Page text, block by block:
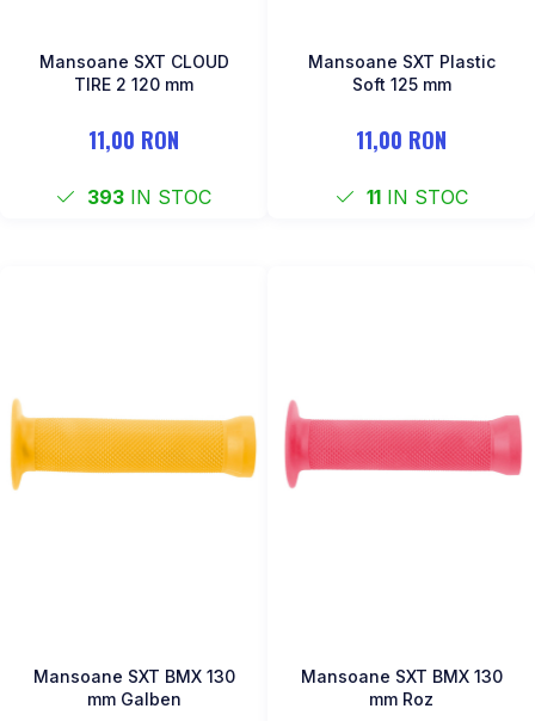
Mansoane SXT CLOUD
TIRE 2 120 mm
11,00 RON
393 IN STOC
Mansoane SXT Plastic
Soft 125 mm
11,00 RON
11IN STOC
Mansoane SXT BMX 130
mm Galben
Mansoane SXT BMX 130
mm Roz